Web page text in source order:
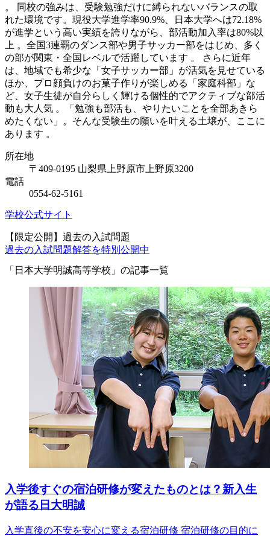
。 同校の強みは、受験勉強だけに縛られないバランスの取
れた環境です。現役大学進学率90.9%、日本大学へは72.18%
が進学という高い実績を誇りながら、部活動加入率は80%以
上 。全国3連覇のダンス部や男子サッカー部をはじめ、多く
の部が関東・全国レベルで活躍しています 。 さらに近年
は、地域でも希少な「女子サッカー部」が活気を見せている
ほか、プロ顔負けのお菓子作りが楽しめる「家庭科部」な
ど、女子生徒が自分らしく輝ける個性的でアクティブな部活
動も大人気 。「勉強も部活も、やりたいことを全部あきら
めたくない」。そんな受験生の願いを叶える土壌が、ここに
あります 。
所在地
〒409-0195 山梨県上野原市上野原3200
電話
0554-62-5161
学校公式サイト
【限定公開】過去の入試問題
過去の入試問題解答を特別公開中
「日本大学明誠高等学校」の記事一覧
入学後すぐの宿泊研修が変えたものとは？新入生
が語る日大明誠
入学直後の不安を安心に変える宿泊研修 宿泊研修の目的に